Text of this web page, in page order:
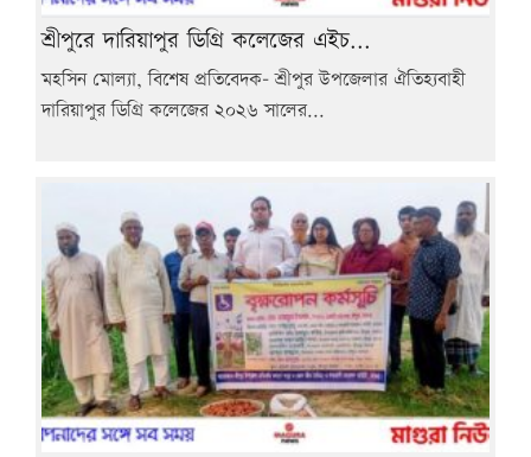
শ্রীপুরে দারিয়াপুর ডিগ্রি কলেজের এইচ...
মহসিন মোল্যা, বিশেষ প্রতিবেদক- শ্রীপুর উপজেলার ঐতিহ্যবাহী
দারিয়াপুর ডিগ্রি কলেজের ২০২৬ সালের...